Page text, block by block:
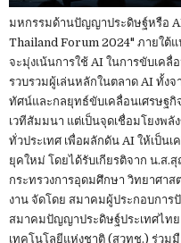
มหกรรมด้านปัญญาประดิษฐ์หรือ
Thailand Forum 2024" ภายใต้
จะมุ่งเน้นการใช้ AI ในการขับเคลื่
รวบรวมผู้เล่นหลักในตลาด AI ทั้ง
ทัศน์และกลยุทธ์ขับเคลื่อนเศรษฐกิ
เวทีสัมมนา แต่เป็นจุดเชื่อมโยงพ
ทั่วประเทศ เพื่อผลักดัน AI ให้เป็น
ยุคใหม่ โดยได้รับเกียรติจาก น.ส.
กระทรวงการอุดมศึกษา วิทยาศาส
งาน จัดโดย สมาคมผู้ประกอบกา
สมาคมปัญญาประดิษฐ์ประเทศไท
เทคโนโลยีแห่งชาติ (สวทช.) ร่ว